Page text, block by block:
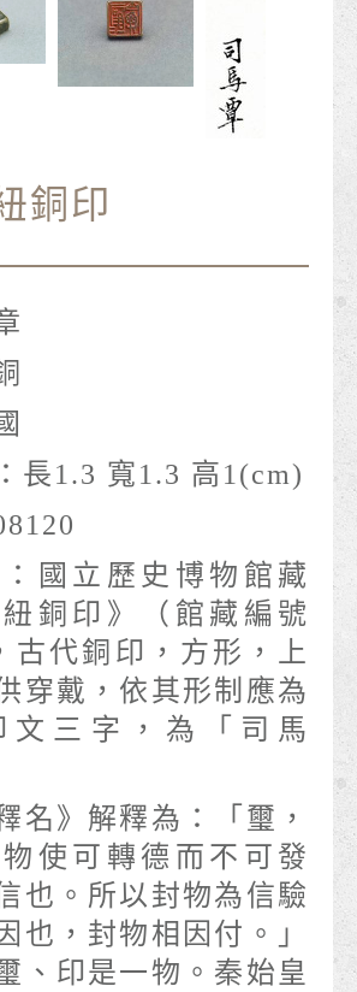
銅印
長1.3 寬1.3 高1(cm)
國立歷史博物館藏
紐銅印》（館藏編號
古代銅印，方形，上
穿戴，依其形制應為
文三字，為「司馬
名》解釋為：「璽，
使可轉德而不可發
也。所以封物為信驗
也，封物相因付。」
、印是一物。秦始皇